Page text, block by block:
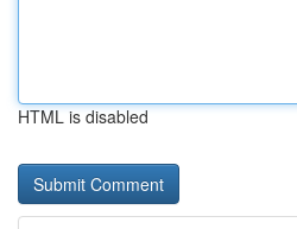
HTML is disabled